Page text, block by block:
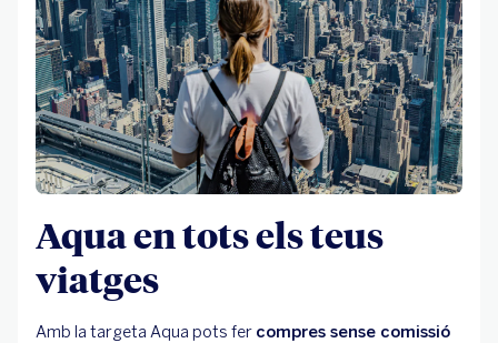
Aqua en tots els teus
viatges
Amb la targeta Aqua pots fer compres sense comissió